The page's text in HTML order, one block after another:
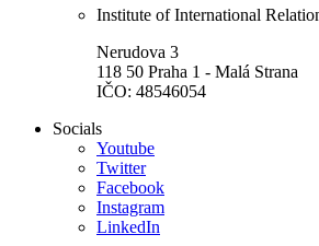
Institute of International
Nerudova 3
118 50 Praha 1 - Malá Strana
IČO: 48546054
Socials
Youtube
Twitter
Facebook
Instagram
LinkedIn